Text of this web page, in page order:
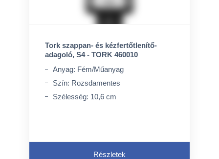
Tork szappan- és kézfertőtlenítő-
adagoló, S4 - TORK 460010
Anyag: Fém/Műanyag
Szín: Rozsdamentes
Szélesség: 10,6 cm
Részletek